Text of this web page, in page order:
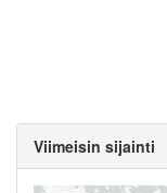
Viimeisin sijainti